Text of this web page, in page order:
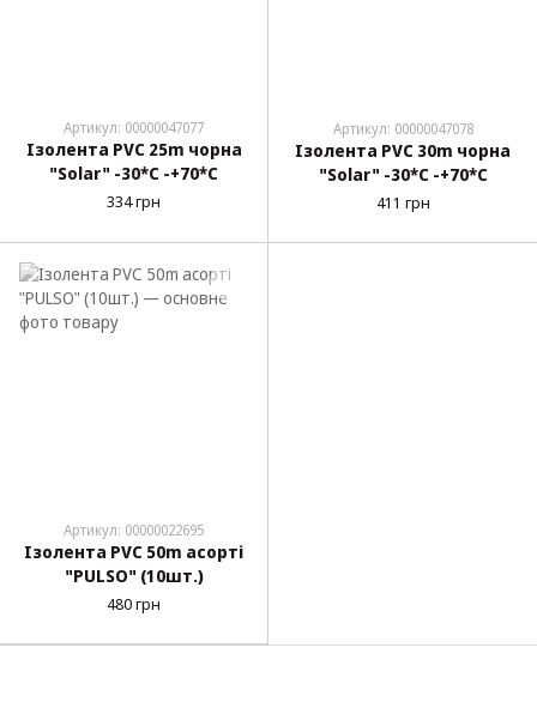
Артикул: 00000047077
Ізолента PVC 25m чорна
"Solar" -30*С -+70*С
334 грн
Артикул: 00000047078
Ізолента PVC 30m чорна
"Solar" -30*С -+70*С
411 грн
Артикул: 00000022695
Ізолента PVC 50m асорті
"PULSO" (10шт.)
480 грн